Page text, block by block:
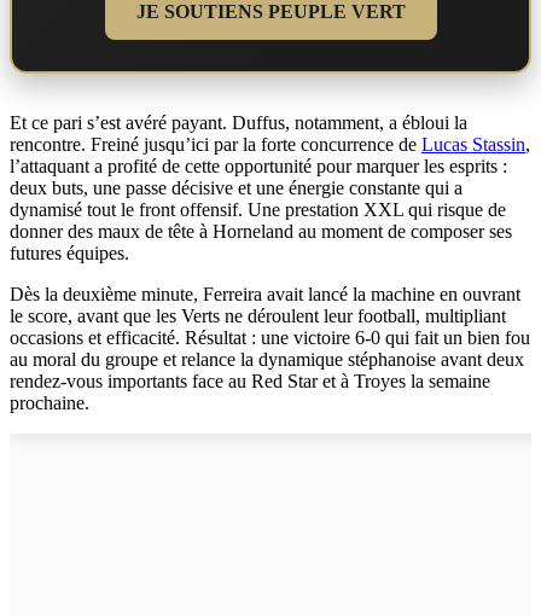
JE SOUTIENS PEUPLE VERT
Et ce pari s’est avéré payant. Duffus, notamment, a ébloui la
rencontre. Freiné jusqu’ici par la forte concurrence de Lucas Stassin,
l’attaquant a profité de cette opportunité pour marquer les esprits :
deux buts, une passe décisive et une énergie constante qui a
dynamisé tout le front offensif. Une prestation XXL qui risque de
donner des maux de tête à Horneland au moment de composer ses
futures équipes.
Dès la deuxième minute, Ferreira avait lancé la machine en ouvrant
le score, avant que les Verts ne déroulent leur football, multipliant
occasions et efficacité. Résultat : une victoire 6-0 qui fait un bien fou
au moral du groupe et relance la dynamique stéphanoise avant deux
rendez-vous importants face au Red Star et à Troyes la semaine
prochaine.